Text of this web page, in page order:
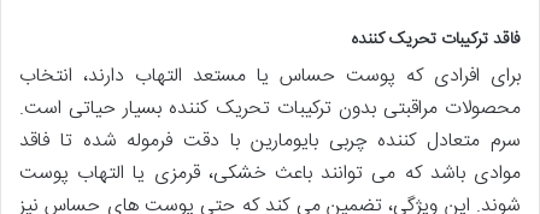
فاقد ترکیبات تحریک کننده
برای افرادی که پوست حساس یا مستعد التهاب دارند، انتخاب
محصولات مراقبتی بدون ترکیبات تحریک کننده بسیار حیاتی است.
سرم متعادل کننده چربی بایومارین با دقت فرموله شده تا فاقد
موادی باشد که می توانند باعث خشکی، قرمزی یا التهاب پوست
شوند. این ویژگی، تضمین می کند که حتی پوست های حساس نیز